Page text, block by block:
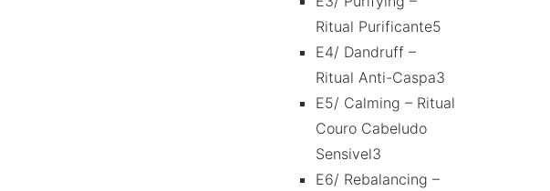
Ritual Purificante5
E4/ Dandruff –
Ritual Anti-Caspa3
E5/ Calming – Ritual
Couro Cabeludo
Sensivel3
E6/ Rebalancing –